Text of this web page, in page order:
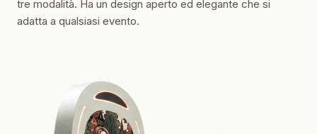
tre modalità. Ha un design aperto ed elegante che si
adatta a qualsiasi evento.